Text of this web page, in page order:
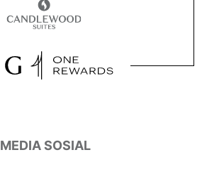
MEDIA SOSIAL